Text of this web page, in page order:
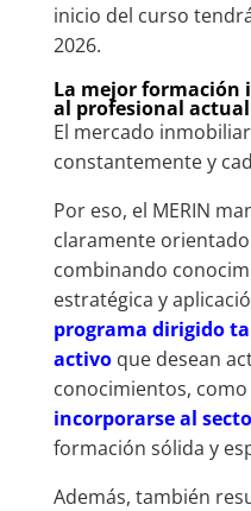
inicio del curso
2026.
La mejor
al profesional actual
El mercado
constantemente y
Por eso, el MERIN
claramente
combinando
estratégica y
programa dirigido
activoque desean
conocimientos, como
incorporarse al
formación sólida y
Además, también